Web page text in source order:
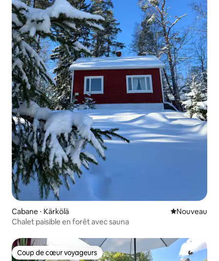
Cabane ⋅ Kärkölä Nouvel
Nouveau
Chalet paisible en forêt avec sauna
Coup de cœur voyageurs
Coup de cœur voyageurs